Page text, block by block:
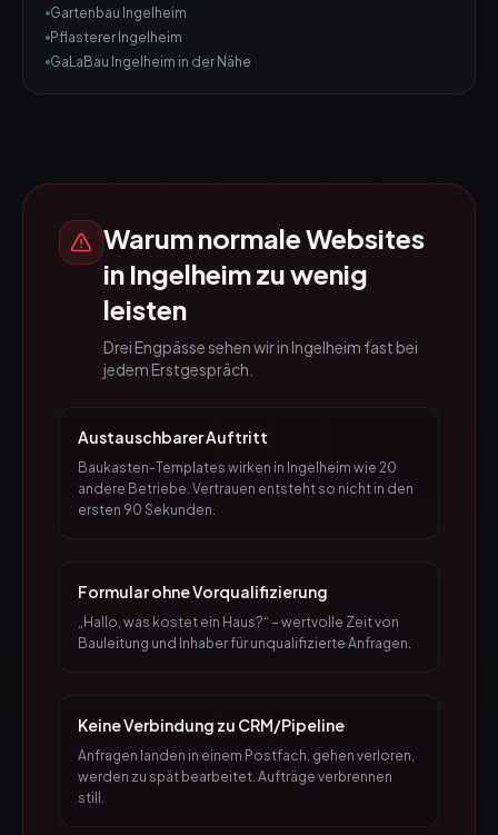
Gartenbau Ingelheim
Pflasterer Ingelheim
GaLaBau Ingelheim in der Nähe
Warum normale Websites
in Ingelheimzu wenig
leisten
Drei Engpässe sehen wir in Ingelheim fast bei
jedem Erstgespräch.
Austauschbarer Auftritt
Baukasten-Templates wirken in Ingelheim wie 20
andere Betriebe. Vertrauen entsteht so nicht in den
ersten 90 Sekunden.
Formular ohne Vorqualifizierung
„Hallo, was kostet ein Haus?“ – wertvolle Zeit von
Bauleitung und Inhaber für unqualifizierte Anfragen.
Keine Verbindung zu CRM/Pipeline
Anfragen landen in einem Postfach, gehen verloren,
werden zu spät bearbeitet. Aufträge verbrennen
still.